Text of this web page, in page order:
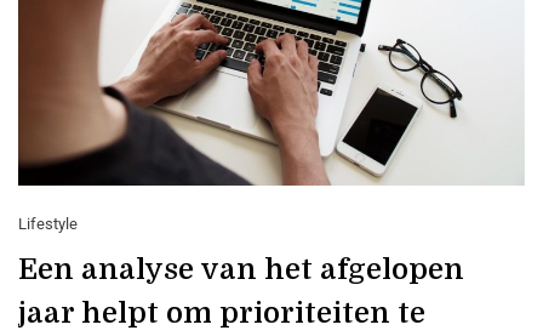
Lifestyle
Een analyse van het afgelopen
jaar helpt om prioriteiten te